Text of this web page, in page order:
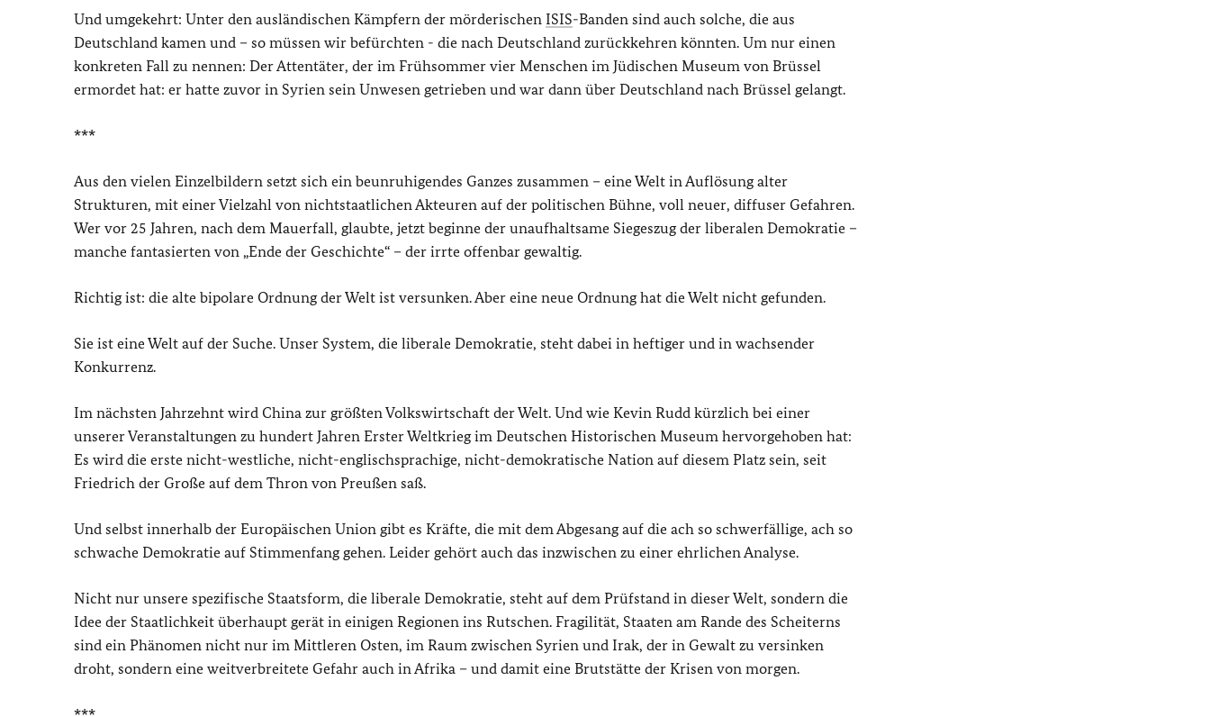
Und umgekehrt: Unter den ausländischen Kämpfern der mörderischen ISIS-Banden sind auch solche, die aus
Deutschland kamen und – so müssen wir befürchten - die nach Deutschland zurückkehren könnten. Um nur einen
konkreten Fall zu nennen: Der Attentäter, der im Frühsommer vier Menschen im Jüdischen Museum von Brüssel
ermordet hat: er hatte zuvor in Syrien sein Unwesen getrieben und war dann über Deutschland nach Brüssel gelangt.
***
Aus den vielen Einzelbildern setzt sich ein beunruhigendes Ganzes zusammen – eine Welt in Auflösung alter
Strukturen, mit einer Vielzahl von nichtstaatlichen Akteuren auf der politischen Bühne, voll neuer, diffuser Gefahren.
Wer vor 25 Jahren, nach dem Mauerfall, glaubte, jetzt beginne der unaufhaltsame Siegeszug der liberalen Demokratie –
manche fantasierten von „Ende der Geschichte“ – der irrte offenbar gewaltig.
Richtig ist: die alte bipolare Ordnung der Welt ist versunken. Aber eine neue Ordnung hat die Welt nicht gefunden.
Sie ist eine Welt auf der Suche. Unser System, die liberale Demokratie, steht dabei in heftiger und in wachsender
Konkurrenz.
Im nächsten Jahrzehnt wird China zur größten Volkswirtschaft der Welt. Und wie Kevin Rudd kürzlich bei einer
unserer Veranstaltungen zu hundert Jahren Erster Weltkrieg im Deutschen Historischen Museum hervorgehoben hat:
Es wird die erste nicht-westliche, nicht-englischsprachige, nicht-demokratische Nation auf diesem Platz sein, seit
Friedrich der Große auf dem Thron von Preußen saß.
Und selbst innerhalb der Europäischen Union gibt es Kräfte, die mit dem Abgesang auf die ach so schwerfällige, ach so
schwache Demokratie auf Stimmenfang gehen. Leider gehört auch das inzwischen zu einer ehrlichen Analyse.
Nicht nur unsere spezifische Staatsform, die liberale Demokratie, steht auf dem Prüfstand in dieser Welt, sondern die
Idee der Staatlichkeit überhaupt gerät in einigen Regionen ins Rutschen. Fragilität, Staaten am Rande des Scheiterns
sind ein Phänomen nicht nur im Mittleren Osten, im Raum zwischen Syrien und Irak, der in Gewalt zu versinken
droht, sondern eine weitverbreitete Gefahr auch in Afrika – und damit eine Brutstätte der Krisen von morgen.